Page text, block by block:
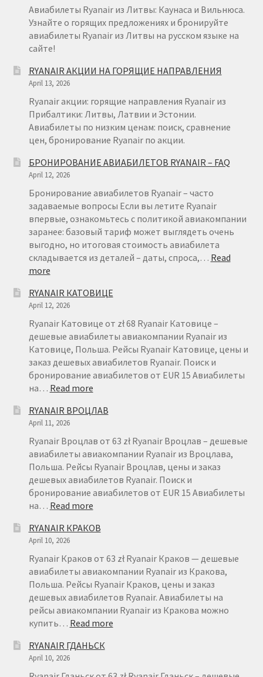
Авиабилеты Ryanair из Литвы: Каунаса и Вильнюса.
Узнайте о горящих предложениях и бронируйте
авиабилеты Ryanair из Литвы на русском языке на
сайте!
RYANAIR АКЦИИ НА ГОРЯЩИЕ НАПРАВЛЕНИЯ
April 13, 2026
Ryanair акции: горящие направления Ryanair из
Прибалтики: Литвы, Латвии и Эстонии.
Авиабилеты по низким ценам: поиск, сравнение
цен, бронирование Ryanair по акции.
БРОНИРОВАНИЕ АВИАБИЛЕТОВ RYANAIR – FAQ
April 12, 2026
Бронирование авиабилетов Ryanair – часто
задаваемые вопросы Если вы летите Ryanair
впервые, ознакомьтесь с политикой авиакомпании
заранее: базовый тариф может выглядеть очень
выгодно, но итоговая стоимость авиабилета
складывается из деталей – даты, спроса,… Read
more:
АВИАБИЛЕТОВ
RYANAIR
–
FAQ
RYANAIR КАТОВИЦЕ
April 12, 2026
Ryanair Катовице от zł 68 Ryanair Катовице –
дешевые авиабилеты авиакомпании Ryanair из
Катовице, Польша. Рейсы Ryanair Катовице, цены и
заказ дешевых авиабилетов Ryanair. Поиск и
бронирование авиабилетов от EUR 15 Авиабилеты
на… Read more:
КАТОВИЦЕ
RYANAIR ВРОЦЛАВ
April 11, 2026
Ryanair Вроцлав от 63 zł Ryanair Вроцлав – дешевые
авиабилеты авиакомпании Ryanair из Вроцлава,
Польша. Рейсы Ryanair Вроцлав, цены и заказ
дешевых авиабилетов Ryanair. Поиск и
бронирование авиабилетов от EUR 15 Авиабилеты
на… Read more:
ВРОЦЛАВ
RYANAIR КРАКОВ
April 10, 2026
Ryanair Краков от 63 zł Ryanair Краков — дешевые
авиабилеты авиакомпании Ryanair из Кракова,
Польша. Рейсы Ryanair Краков, цены и заказ
дешевых авиабилетов Ryanair. Авиабилеты на
рейсы авиакомпании Ryanair из Кракова можно
купить… Read more:
RYANAIR ГДАНЬСК
April 10, 2026